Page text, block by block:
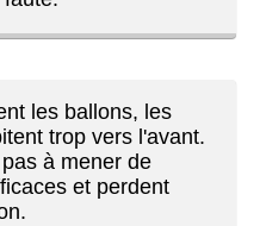
les ballons, les
trop vers l'avant.
à mener de
et perdent